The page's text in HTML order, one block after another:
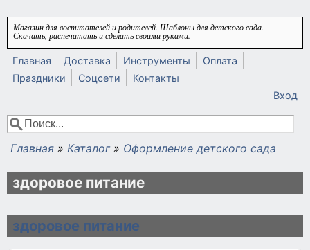
Перейти к основному содержанию
Магазин для воспитателей и родителей. Шаблоны для детского сада.
Скачать, распечатать и сделать своими руками.
Главная Доставка Инструменты
Оплата
Праздники
Соцсети
Контакты
Вход
Форма поиска
Поиск
Вы здесь
Главная » Каталог » Оформление детского сада
здоровое питание
здоровое питание